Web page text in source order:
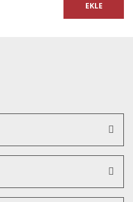
Fox Ofis Büro İkili KanepeEKLE